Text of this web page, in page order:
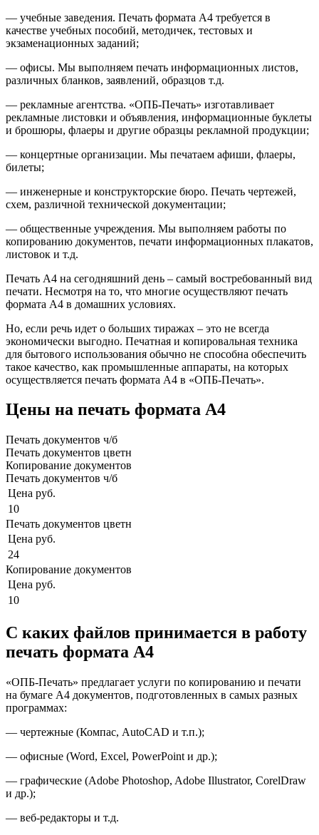
— учебные заведения. Печать формата А4 требуется в
качестве учебных пособий, методичек, тестовых и
экзаменационных заданий;
— офисы. Мы выполняем печать информационных листов,
различных бланков, заявлений, образцов т.д.
— рекламные агентства. «ОПБ-Печать» изготавливает
рекламные листовки и объявления, информационные буклеты
и брошюры, флаеры и другие образцы рекламной продукции;
— концертные организации. Мы печатаем афиши, флаеры,
билеты;
— инженерные и конструкторские бюро. Печать чертежей,
схем, различной технической документации;
— общественные учреждения. Мы выполняем работы по
копированию документов, печати информационных плакатов,
листовок и т.д.
Печать А4 на сегодняшний день – самый востребованный вид
печати. Несмотря на то, что многие осуществляют печать
формата А4 в домашних условиях.
Но, если речь идет о больших тиражах – это не всегда
экономически выгодно. Печатная и копировальная техника
для бытового использования обычно не способна обеспечить
такое качество, как промышленные аппараты, на которых
осуществляется печать формата А4 в «ОПБ-Печать».
Цены на печать формата А4
Печать документов ч/б
Печать документов цветн
Копирование документов
Печать документов ч/б
Цена руб.
10
Печать документов цветн
Цена руб.
24
Копирование документов
Цена руб.
10
С каких файлов принимается в работу
печать формата А4
«ОПБ-Печать» предлагает услуги по копированию и печати
на бумаге А4 документов, подготовленных в самых разных
программах:
— чертежные (Компас, AutoCAD и т.п.);
— офисные (Word, Excel, PowerPoint и др.);
— графические (Adobe Photoshop, Adobe Illustrator, CorelDraw
и др.);
— веб-редакторы и т.д.